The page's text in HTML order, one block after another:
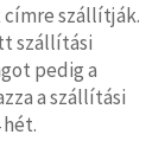
szállítják.
szállítási
pedig a
a szállítási